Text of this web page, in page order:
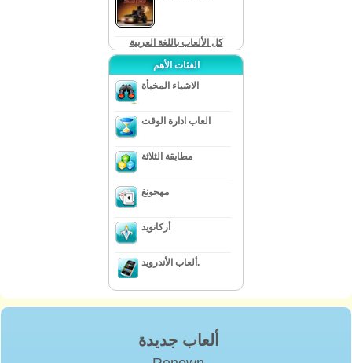
كل الألعاب باللغة العربية
الفئات الأهم
الاشياء المخبأة
العاب ادارة الوقت
مطابقة الثلاثة
مهجونغ
أركانويد
ألعاب الأندرويد.
ألعاب جديدة